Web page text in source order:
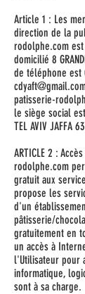
Article 1 : Les
direction de la
rodolphe.com est
domicilié 8
de téléphone est
patisserie-
le siège social est
TEL AVIV JAFFA
ARTICLE 2 :
rodolphe.com
gratuit aux
propose les
d'un
pâtisserie/
gratuitement en
un accès à
l'Utilisateur pour
informatique,
sont à sa charge.